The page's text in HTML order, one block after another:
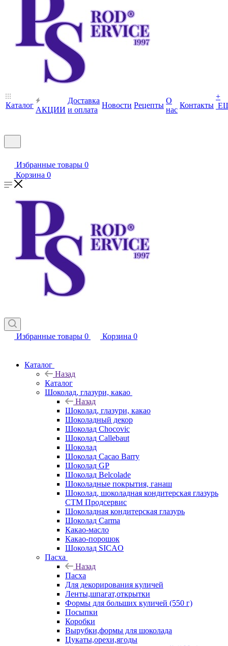
Каталог
АКЦИИ
Доставка
и оплата
Новости Рецепты
О
нас
Контакты
+
Избранные товары 0
Корзина 0
Избранные товары 0 Корзина 0
Каталог
Назад
Каталог
Шоколад, глазури, какао
Назад
Шоколад, глазури, какао
Шоколадный декор
Шоколад Chocovic
Шоколад Callebaut
Шоколад
Шоколад Cacao Barry
Шоколад GP
Шоколад Belcolade
Шоколадные покрытия, ганаш
Шоколад, шоколадная кондитерская глазурь
СТМ Продсервис
Шоколадная кондитерская глазурь
Шоколад Carma
Какао-масло
Какао-порошок
Шоколад SICAO
Пасха
Назад
Пасха
Для декорирования куличей
Ленты,шпагат,открытки
Формы для больших куличей (550 г)
Посыпки
Коробки
Вырубки,формы для шоколада
Цукаты,орехи,ягоды